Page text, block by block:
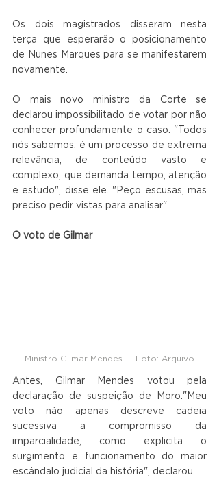
Os dois magistrados disseram nesta
terça que esperarão o posicionamento
de Nunes Marques para se manifestarem
novamente.
O mais novo ministro da Corte se
declarou impossibilitado de votar por não
conhecer profundamente o caso. "Todos
nós sabemos, é um processo de extrema
relevância, de conteúdo vasto e
complexo, que demanda tempo, atenção
e estudo", disse ele. "Peço escusas, mas
preciso pedir vistas para analisar".
O voto de Gilmar
Ministro Gilmar Mendes — Foto: Arquivo
Antes, Gilmar Mendes votou pela
declaração de suspeição de Moro."Meu
voto não apenas descreve cadeia
sucessiva a compromisso da
imparcialidade, como explicita o
surgimento e funcionamento do maior
escândalo judicial da história", declarou.